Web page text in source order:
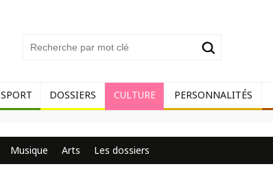
SPORT DOSSIERS CULTURE PERSONNALITÉS
Musique Arts Les dossiers